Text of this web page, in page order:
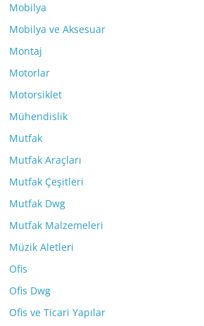
Mobilya
Mobilya ve Aksesuar
Montaj
Motorlar
Motorsiklet
Mühendislik
Mutfak
Mutfak Araçları
Mutfak Çeşitleri
Mutfak Dwg
Mutfak Malzemeleri
Müzik Aletleri
Ofis
Ofis Dwg
Ofis ve Ticari Yapılar